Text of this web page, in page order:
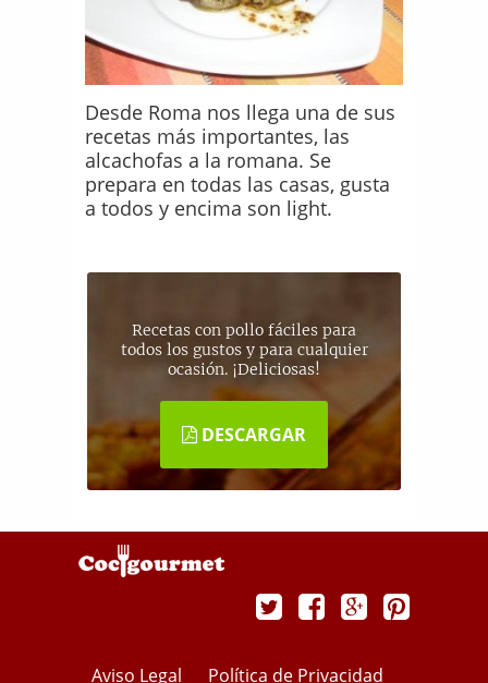
Desde Roma nos llega una de sus
recetas más importantes, las
alcachofas a la romana. Se
prepara en todas las casas, gusta
a todos y encima son light.
Recetas con pollo fáciles para
todos los gustos y para cualquier
ocasión. ¡Deliciosas!
DESCARGAR
Aviso Legal Política de Privacidad